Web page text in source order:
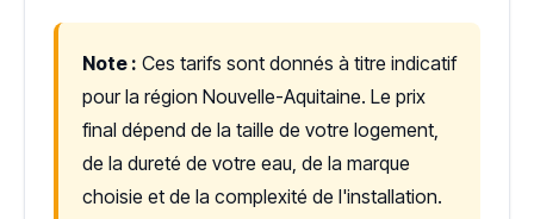
Note : Ces tarifs sont donnés à titre indicatif
pour la région Nouvelle-Aquitaine. Le prix
final dépend de la taille de votre logement,
de la dureté de votre eau, de la marque
choisie et de la complexité de l'installation.